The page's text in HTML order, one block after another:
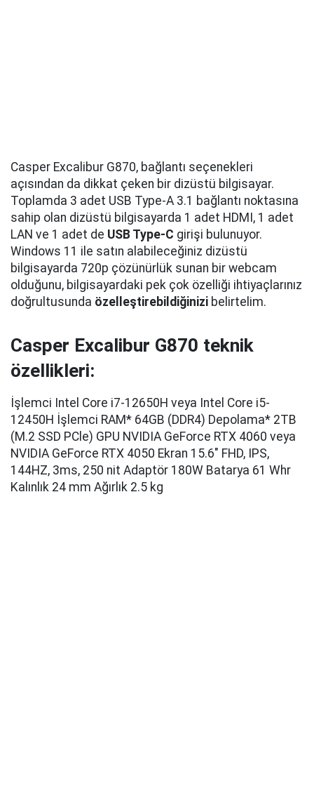
Casper Excalibur G870, bağlantı seçenekleri
açısından da dikkat çeken bir dizüstü bilgisayar.
Toplamda 3 adet USB Type-A 3.1 bağlantı noktasına
sahip olan dizüstü bilgisayarda 1 adet HDMI, 1 adet
LAN ve 1 adet de USB Type-C girişi bulunuyor.
Windows 11 ile satın alabileceğiniz dizüstü
bilgisayarda 720p çözünürlük sunan bir webcam
olduğunu, bilgisayardaki pek çok özelliği ihtiyaçlarınız
doğrultusunda özelleştirebildiğinizi belirtelim.
Casper Excalibur G870 teknik
özellikleri:
İşlemci Intel Core i7-12650H veya Intel Core i5-
12450H İşlemci RAM* 64GB (DDR4) Depolama* 2TB
(M.2 SSD PCle) GPU NVIDIA GeForce RTX 4060 veya
NVIDIA GeForce RTX 4050 Ekran 15.6" FHD, IPS,
144HZ, 3ms, 250 nit Adaptör 180W Batarya 61 Whr
Kalınlık 24 mm Ağırlık 2.5 kg